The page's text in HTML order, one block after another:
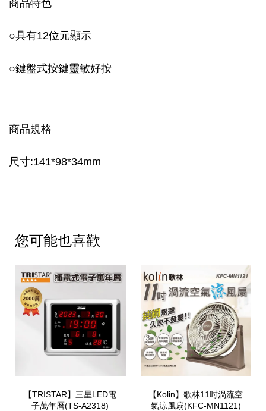
商品特色
○具有12位元顯示
○鍵盤式按鍵靈敏好按
商品規格
尺寸:141*98*34mm
您可能也喜歡
【TRISTAR】三星LED電
子萬年曆(TS-A2318)
【Kolin】歌林11吋渦流空
氣涼風扇(KFC-MN1121)